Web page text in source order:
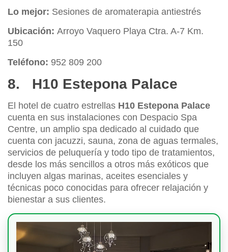
Lo mejor: Sesiones de aromaterapia antiestrés
Ubicación: Arroyo Vaquero Playa Ctra. A-7 Km.
150
Teléfono: 952 809 200
8. H10 Estepona Palace
El hotel de cuatro estrellas H10 Estepona Palace
cuenta en sus instalaciones con Despacio Spa
Centre, un amplio spa dedicado al cuidado que
cuenta con jacuzzi, sauna, zona de aguas termales,
servicios de peluquería y todo tipo de tratamientos,
desde los más sencillos a otros más exóticos que
incluyen algas marinas, aceites esenciales y
técnicas poco conocidas para ofrecer relajación y
bienestar a sus clientes.